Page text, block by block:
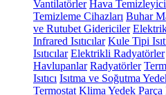
Vantilatörler Hava
Temizleme Cihazları Buhar
ve Rutubet Gidericiler
Infrared Isıtıcılar Kule Tipi
Isıtıcılar Elektrikli Radyatörler
Havlupanlar Radyatörler
Isıtıcı Isıtma ve Soğutma
Termostat Klima Yedek Parça